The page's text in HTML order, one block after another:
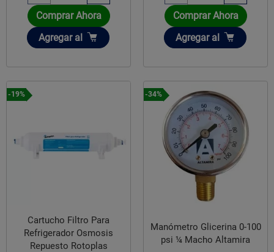
Comprar Ahora
Añadir
Agregar al
Comprar Ahora
Añadir
Agregar al
-19%
Cartucho Filtro Para
Refrigerador Osmosis
Repuesto Rotoplas
-34%
Manómetro Glicerina 0-100
psi ¼ Macho Altamira